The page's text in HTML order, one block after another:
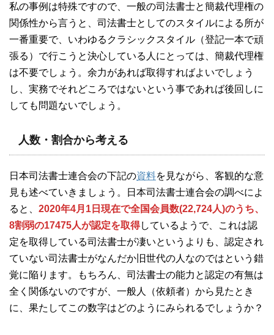
私の事例は特殊ですので、一般の司法書士と簡裁代理権の
関係性から言うと、司法書士としてのスタイルによる所が
一番重要で、いわゆるクラシックスタイル（登記一本で頑
張る）で行こうと決心している人にとっては、簡裁代理権
は不要でしょう。余力があれば取得すればよいでしょう
し、実務でそれどころではないという事であれば後回しに
しても問題ないでしょう。
人数・割合から考える
日本司法書士連合会の下記の資料を見ながら、客観的な意
見も述べていきましょう。日本司法書士連合会の調べによ
ると、 2020年4月1日現在で全国会員数(22,724人)のうち、
8割弱の17475人が認定を取得しているようで、これは認
定を取得している司法書士が凄いというよりも、認定され
ていない司法書士がなんだか旧世代の人なのではという錯
覚に陥ります。もちろん、司法書士の能力と認定の有無は
全く関係ないのですが、一般人（依頼者）から見たとき
に、果たしてこの数字はどのようにみられるでしょうか？